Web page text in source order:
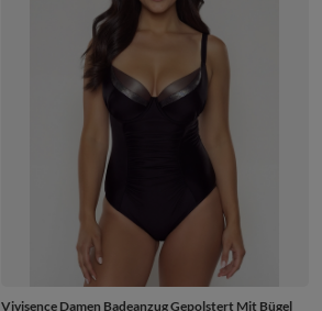
Vivisence Damen Badeanzug Gepolstert Mit Bügel